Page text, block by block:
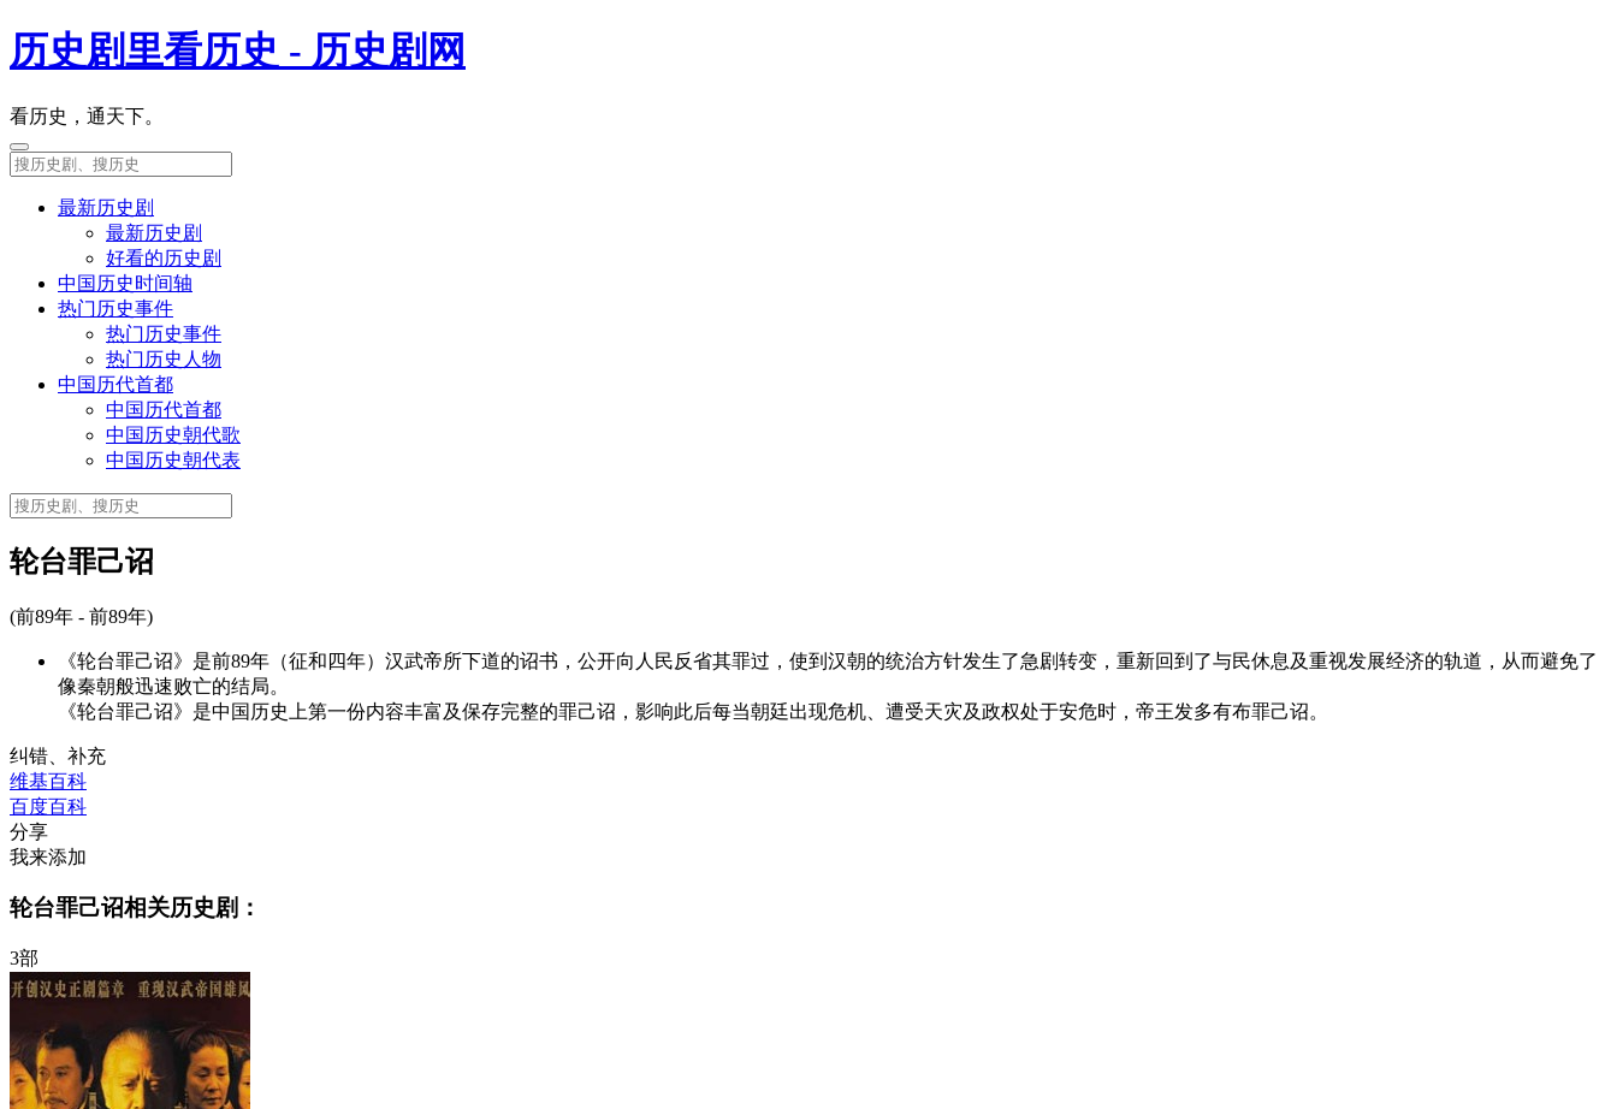
历史剧里看历史 - 历史剧网
看历史，通天下。
最新历史剧
最新历史剧
好看的历史剧
中国历史时间轴
热门历史事件
热门历史事件
热门历史人物
中国历代首都
中国历代首都
中国历史朝代歌
中国历史朝代表
轮台罪己诏
(前89年 - 前89年)
《轮台罪己诏》是前89年（征和四年）汉武帝所下道的诏书，公开向人民反省其罪过，使到汉朝的统治方针发生了急剧转变，重新回到了与民休息及重视发展经济的轨道，从而避免了
像秦朝般迅速败亡的结局。
《轮台罪己诏》是中国历史上第一份内容丰富及保存完整的罪己诏，影响此后每当朝廷出现危机、遭受天灾及政权处于安危时，帝王发多有布罪己诏。
纠错、补充
维基百科
百度百科
分享
我来添加
轮台罪己诏相关历史剧：
3部